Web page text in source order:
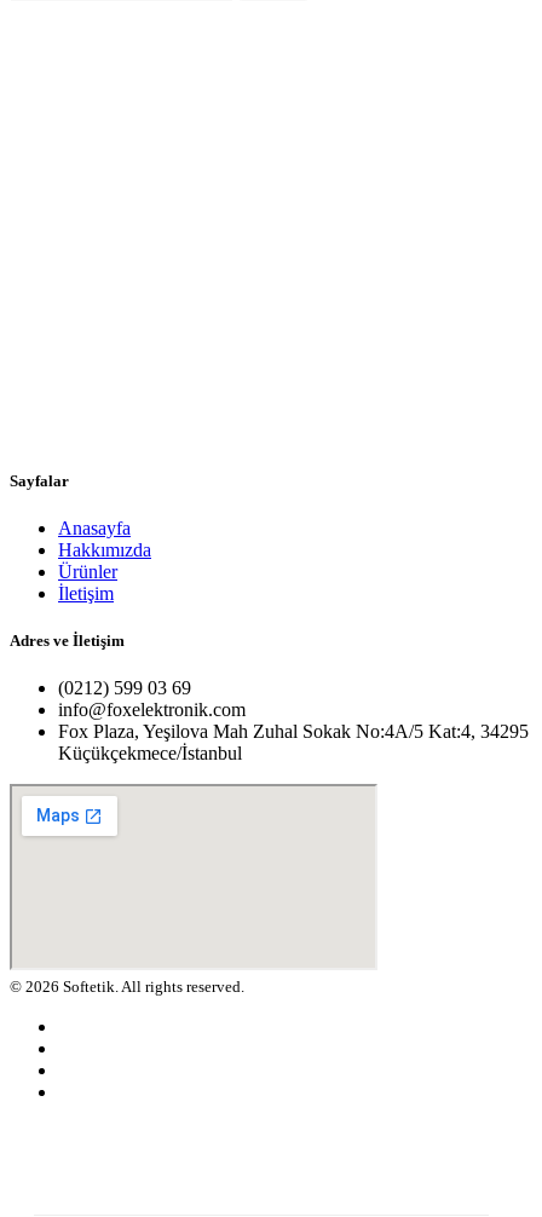
Sayfalar
Anasayfa
Hakkımızda
Ürünler
İletişim
Adres ve İletişim
(0212) 599 03 69
info@foxelektronik.com
Fox Plaza, Yeşilova Mah Zuhal Sokak No:4A/5 Kat:4, 34295
Küçükçekmece/İstanbul
© 2026 Softetik. All rights reserved.